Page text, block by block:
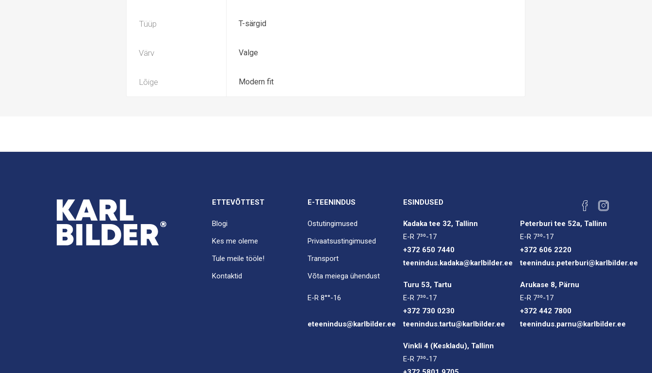
Tüüp T-särgid
Värv Valge
Lõige Modern fit
ETTEVÕTTEST
Blogi
Kes me oleme
Tule meile tööle!
Kontaktid
E-TEENINDUS
Ostutingimused
Privaatsustingimused
Transport
Võta meiega ühendust
E-R 8°°-16
eteenindus@karlbilder.ee
ESINDUSED
Kadaka tee 32, Tallinn
E-R 7³⁰-17
+372 650 7440
teenindus.kadaka@karlbilder.ee
Peterburi tee 52a, Tallinn
E-R 7³⁰-17
+372 606 2220
teenindus.peterburi@karlbilder.ee
Turu 53, Tartu
E-R 7³⁰-17
+372 730 0230
teenindus.tartu@karlbilder.ee
Arukase 8, Pärnu
E-R 7³⁰-17
+372 442 7800
teenindus.parnu@karlbilder.ee
Vinkli 4 (Keskladu), Tallinn
E-R 7³⁰-17